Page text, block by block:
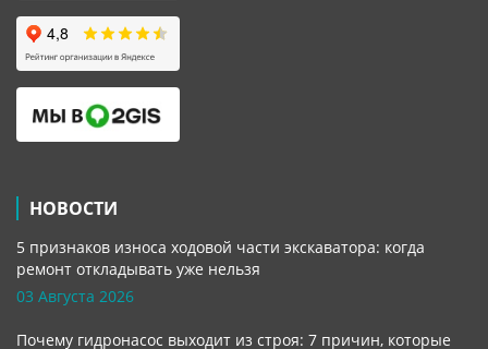
НОВОСТИ
5 признаков износа ходовой части экскаватора: когда
ремонт откладывать уже нельзя
03 Августа 2026
Почему гидронасос выходит из строя: 7 причин, которые